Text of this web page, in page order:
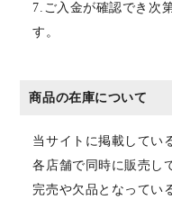
7.ご入金が確認でき次
す。
商品の在庫について
当サイトに掲載してい
各店舗で同時に販売し
完売や欠品となってい